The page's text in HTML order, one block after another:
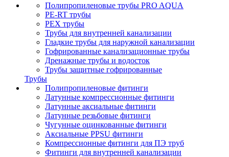
Полипропиленовые трубы PRO AQUA
PE-RT трубы
PEX трубы
Трубы для внутренней канализации
Гладкие трубы для наружной канализации
Гофрированные канализационные трубы
Дренажные трубы и водосток
Трубы защитные гофрированные
Трубы
Полипропиленовые фитинги
Латунные компрессионные фитинги
Латунные аксиальные фитинги
Латунные резьбовые фитинги
Чугунные оцинкованные фитинги
Аксиальные PPSU фитинги
Компрессионные фитинги для ПЭ труб
Фитинги для внутренней канализации